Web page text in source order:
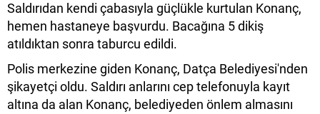
Saldırıdan kendi çabasıyla güçlükle kurtulan Konanç,
hemen hastaneye başvurdu. Bacağına 5 dikiş
atıldıktan sonra taburcu edildi.
Polis merkezine giden Konanç, Datça Belediyesi'nden
şikayetçi oldu. Saldırı anlarını cep telefonuyla kayıt
altına da alan Konanç, belediyeden önlem almasını